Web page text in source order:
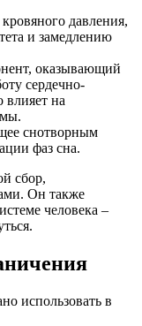
давления,
и замедлению
оказывающий
сердечно-
влияет на
снотворным
фаз сна.
сбор,
Он также
человека –
использовать в